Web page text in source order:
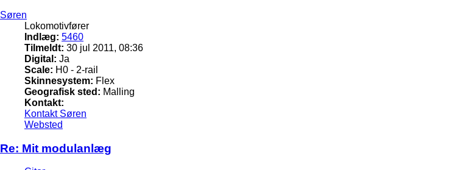
Søren
Lokomotivfører
Indlæg: 5460
Tilmeldt: 30 jul 2011, 08:36
Digital: Ja
Scale: H0 - 2-rail
Skinnesystem: Flex
Geografisk sted: Malling
Kontakt:
Kontakt Søren
Websted
Re: Mit modulanlæg